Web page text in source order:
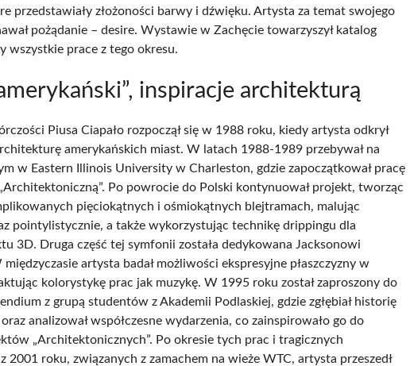
przedstawiały złożoności barwy i dźwięku. Artysta za temat swojego
pożądanie – desire. Wystawie w Zachęcie towarzyszył katalog
wszystkie prace z tego okresu.
inspiracje architekturą
Piusa Ciapało rozpoczął się w 1988 roku, kiedy artysta odkrył
amerykańskich miast. W latach 1988-1989 przebywał na
w Eastern Illinois University w Charleston, gdzie zapoczątkował pracę
Po powrocie do Polski kontynuował projekt, tworząc
pięciokątnych i ośmiokątnych blejtramach, malując
pointylistycznie, a także wykorzystując technikę drippingu dla
3D. Druga część tej symfonii została dedykowana Jacksonowi
artysta badał możliwości ekspresyjne płaszczyzny w
kolorystykę prac jak muzykę. W 1995 roku został zaproszony do
z grupą studentów z Akademii Podlaskiej, gdzie zgłębiał historię
analizował współczesne wydarzenia, co zainspirowało go do
„Architektonicznych”. Po okresie tych prac i tragicznych
2001 roku, związanych z zamachem na wieże WTC, artysta przeszedł